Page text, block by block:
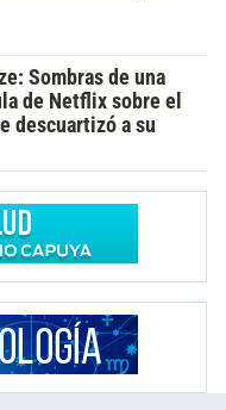
Sombras de una
de Netflix sobre el
descuartizó a su